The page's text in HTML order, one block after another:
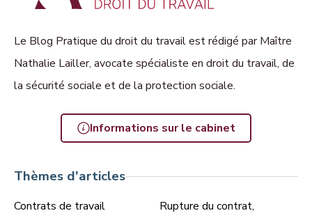
Le Blog Pratique du droit du travail est rédigé par Maître
Nathalie Lailler, avocate spécialiste en droit du travail, de
la sécurité sociale et de la protection sociale.
Informations sur le cabinet
Thèmes d'articles
Contrats de travail
Rupture du contrat,